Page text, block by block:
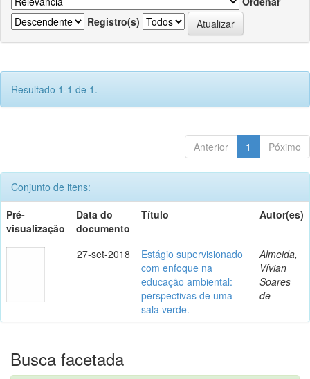
Registro(s)
Resultado 1-1 de 1.
Anterior 1 Póximo
Conjunto de itens:
Pré-
visualização
Data do
documento
Título Autor(es)
27-set-2018
Estágio supervisionado
com enfoque na
educação ambiental:
perspectivas de uma
sala verde.
Almeida,
Vívian
Soares
de
Busca facetada